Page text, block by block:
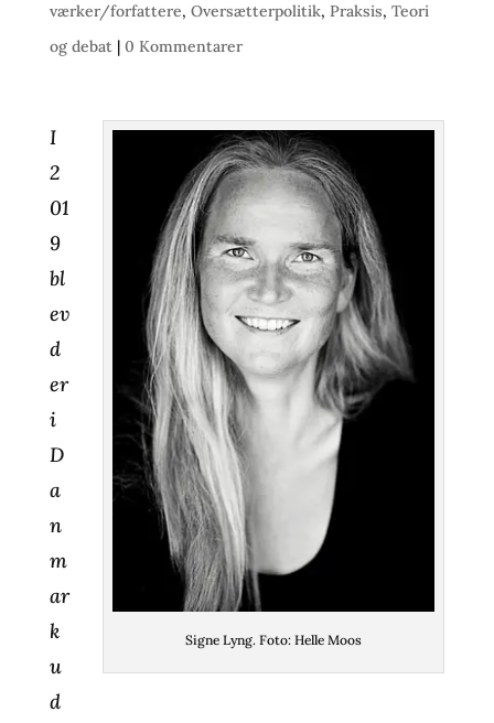
værker/forfattere, Oversætterpolitik, Praksis, Teori
og debat| 0 Kommentarer
Signe Lyng. Foto: Helle Moos
I
2
01
9
bl
ev
d
er
i
D
a
n
m
ar
k
u
d